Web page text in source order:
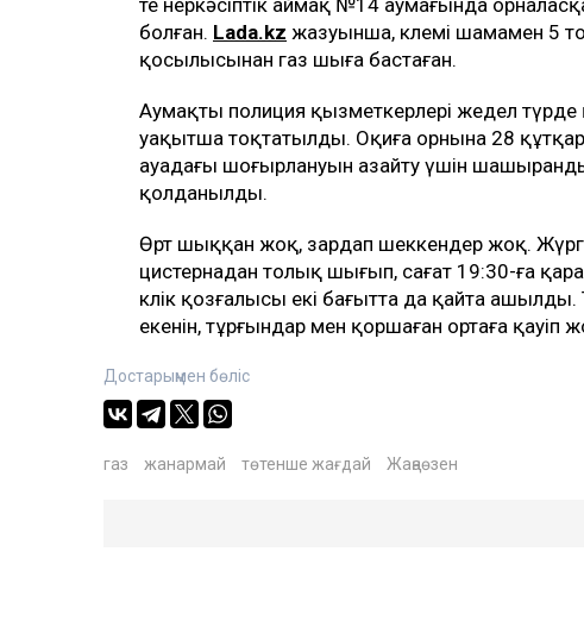
болған. Lada.kz жазуынша, көлемі шамамен 5
қосылысынан газ шыға бастаған.
Аумақты полиция қызметкерлері жедел түрде
уақытша тоқтатылды. Оқиға орнына 28
ауадағы шоғырлануын азайту үшін шашыранды
қолданылды.
Өрт шыққан жоқ, зардап шеккендер жоқ.
цистернадан толық шығып, сағат 19:30-ға
көлік қозғалысы екі бағытта да қайта
екенін, тұрғындар мен қоршаған ортаға қауіп
Достарыңмен бөліс
газ жанармай төтенше жағдай Жаңаөзен